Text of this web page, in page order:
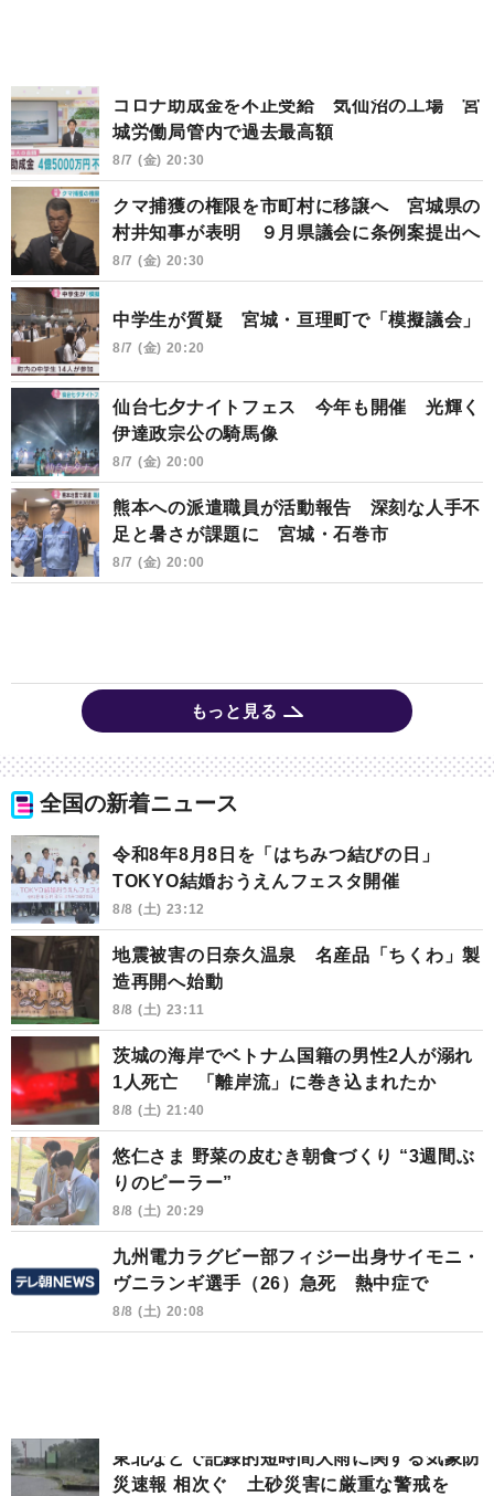
コロナ助成金を不正受給 気仙沼の工場 宮
城労働局管内で過去最高額
8/7 (金) 20:30
クマ捕獲の権限を市町村に移譲へ 宮城県の
村井知事が表明 ９月県議会に条例案提出へ
8/7 (金) 20:30
中学生が質疑 宮城・亘理町で「模擬議会」
8/7 (金) 20:20
仙台七夕ナイトフェス 今年も開催 光輝く
伊達政宗公の騎馬像
8/7 (金) 20:00
熊本への派遣職員が活動報告 深刻な人手不
足と暑さが課題に 宮城・石巻市
8/7 (金) 20:00
もっと見る
全国の新着ニュース
令和8年8月8日を「はちみつ結びの日」
TOKYO結婚おうえんフェスタ開催
8/8 (土) 23:12
地震被害の日奈久温泉 名産品「ちくわ」製
造再開へ始動
8/8 (土) 23:11
茨城の海岸でベトナム国籍の男性2人が溺れ
1人死亡 「離岸流」に巻き込まれたか
8/8 (土) 21:40
悠仁さま 野菜の皮むき朝食づくり “3週間ぶ
りのピーラー”
8/8 (土) 20:29
九州電力ラグビー部フィジー出身サイモニ・
ヴニランギ選手（26）急死 熱中症で
8/8 (土) 20:08
東北などで記録的短時間大雨に関する気象防
災速報 相次ぐ 土砂災害に厳重な警戒を